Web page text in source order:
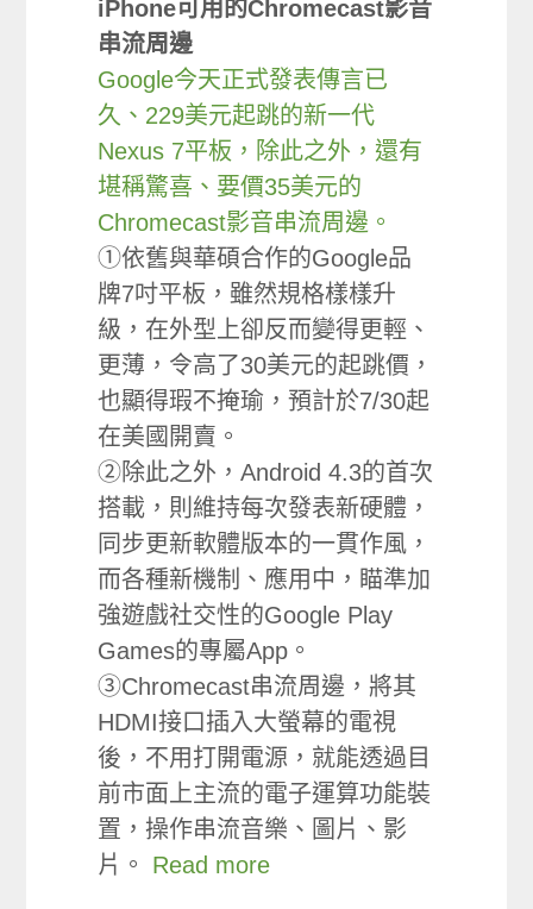
iPhone可用的Chromecast影音
串流周邊
Google今天正式發表傳言已
久、229美元起跳的新一代
Nexus 7平板，除此之外，還有
堪稱驚喜、要價35美元的
Chromecast影音串流周邊。
①依舊與華碩合作的Google品
牌7吋平板，雖然規格樣樣升
級，在外型上卻反而變得更輕、
更薄，令高了30美元的起跳價，
也顯得瑕不掩瑜，預計於7/30起
在美國開賣。
②除此之外，Android 4.3的首次
搭載，則維持每次發表新硬體，
同步更新軟體版本的一貫作風，
而各種新機制、應用中，瞄準加
強遊戲社交性的Google Play
Games的專屬App。
③Chromecast串流周邊，將其
HDMI接口插入大螢幕的電視
後，不用打開電源，就能透過目
前市面上主流的電子運算功能裝
置，操作串流音樂、圖片、影
片。 Read more